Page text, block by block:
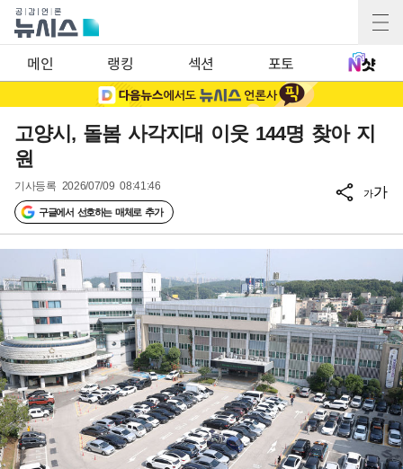
메인 랭킹 섹션 포토
고양시, 돌봄 사각지대 이웃 144명 찾아 지
원
기사등록 2026/07/09 08:41:46
구글에서 선호하는 매체로 추가
가가